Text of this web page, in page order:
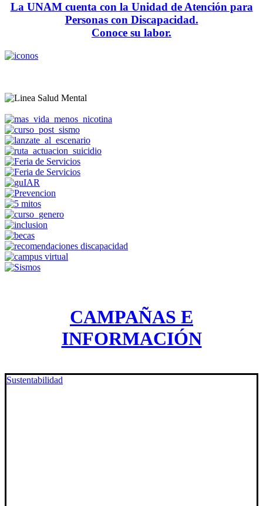
La UNAM cuenta con la Unidad de Atención para
Personas con Discapacidad.
Conoce su labor.
CAMPAÑAS E
INFORMACIÓN
Sustentabilidad